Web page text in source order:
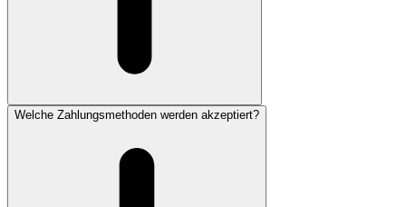
Welche Zahlungsmethoden werden akzeptiert?